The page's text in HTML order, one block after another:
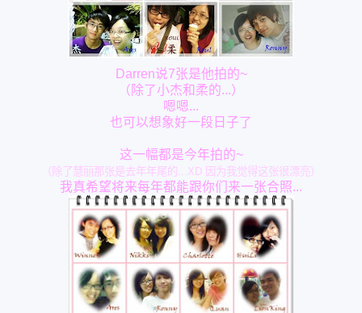
Darren说7张是他拍的~
（除了小杰和柔的...）
嗯嗯...
也可以想象好一段日子了
这一幅都是今年拍的~
（除了慧丽那张是去年年尾的...XD 因为我觉得这张很漂亮）
我真希望将来每年都能跟你们来一张合照...